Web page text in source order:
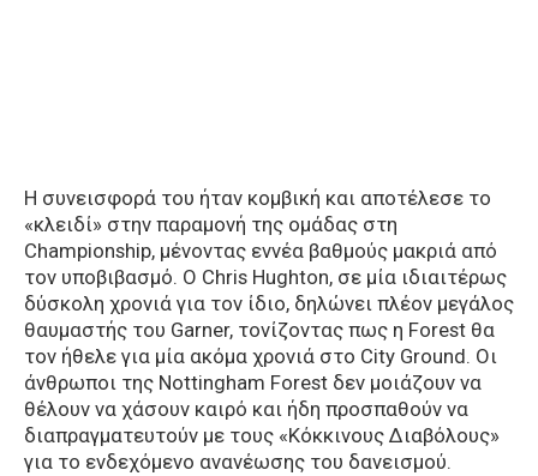
Η συνεισφορά του ήταν κομβική και αποτέλεσε το
«κλειδί» στην παραμονή της ομάδας στη
Championship, μένοντας εννέα βαθμούς μακριά από
τον υποβιβασμό. Ο Chris Hughton, σε μία ιδιαιτέρως
δύσκολη χρονιά για τον ίδιο, δηλώνει πλέον μεγάλος
θαυμαστής του Garner, τονίζοντας πως η Forest θα
τον ήθελε για μία ακόμα χρονιά στο City Ground. Οι
άνθρωποι της Nottingham Forest δεν μοιάζουν να
θέλουν να χάσουν καιρό και ήδη προσπαθούν να
διαπραγματευτούν με τους «Κόκκινους Διαβόλους»
για το ενδεχόμενο ανανέωσης του δανεισμού.